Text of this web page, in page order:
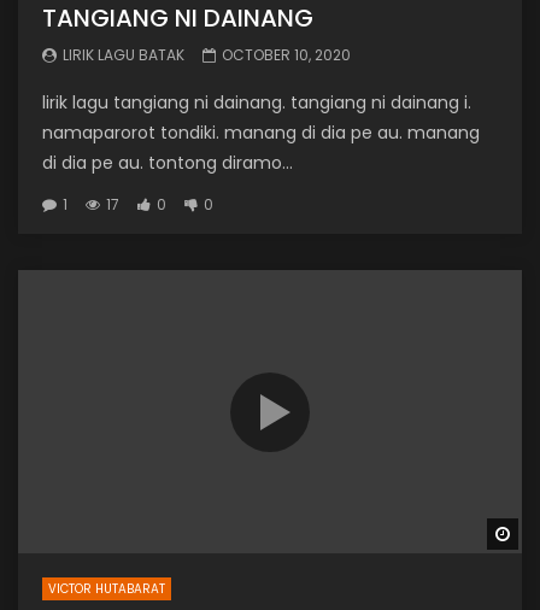
TANGIANG NI DAINANG
LIRIK LAGU BATAK OCTOBER 10, 2020
lirik lagu tangiang ni dainang. tangiang ni dainang i.
namaparorot tondiki. manang di dia pe au. manang
di dia pe au. tontong diramo...
1 17 0 0
VICTOR HUTABARAT